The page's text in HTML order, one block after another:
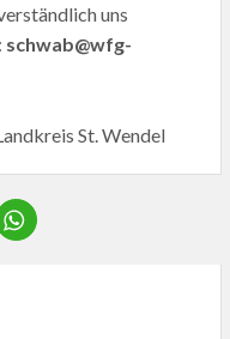
uns
schwab@wfg-
St. Wendel